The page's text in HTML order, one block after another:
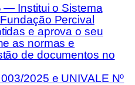
— Institui o Sistema
Percival
e aprova o seu
as normas e
de documentos no
2025 e UNIVALE Nº